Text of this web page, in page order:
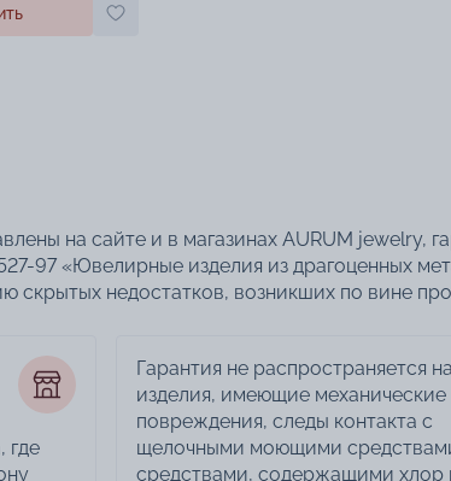
на сайте и в магазинах AURUM jewelry,
97 «Ювелирные изделия из драгоценных
скрытых недостатков, возникших по вине
где
Гарантия не распространяется на
изделия, имеющие механические
повреждения, следы контакта с
щелочными моющими
средствами, содержащими хлор